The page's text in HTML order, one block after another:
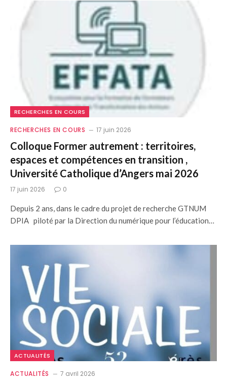
RECHERCHES EN COURS
RECHERCHES EN COURS 17 juin 2026
Colloque Former autrement : territoires,
espaces et compétences en transition ,
Université Catholique d’Angers mai 2026
17 juin 2026 0
Depuis 2 ans, dans le cadre du projet de recherche GTNUM
DPIA piloté par la Direction du numérique pour l’éducation…
ACTUALITÉS
ACTUALITÉS 7 avril 2026